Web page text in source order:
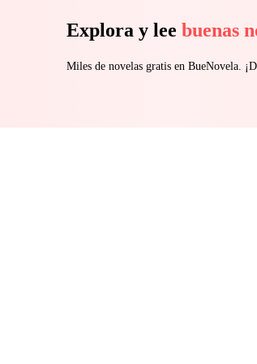
Explora y lee buenas
Miles de novelas gratis en BueNovela.